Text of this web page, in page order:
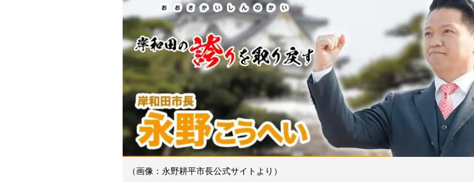
（画像：永野耕平市長公式サイトより）